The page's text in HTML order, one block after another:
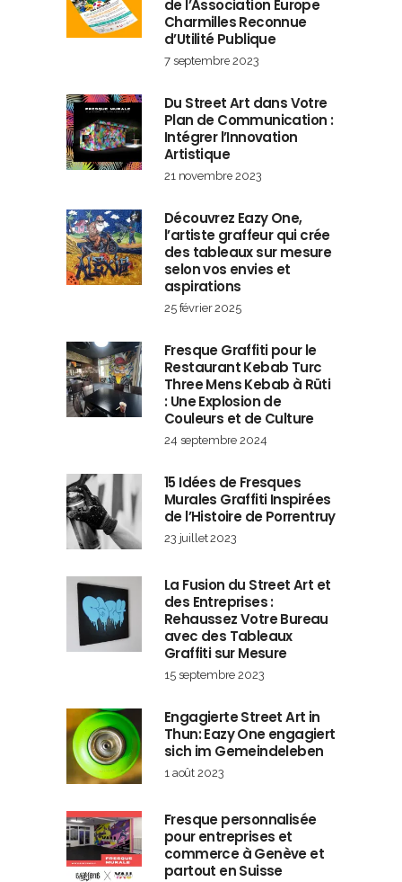
de l’Association Europe
Charmilles Reconnue
d’Utilité Publique
7 septembre 2023
Du Street Art dans Votre
Plan de Communication :
Intégrer l’Innovation
Artistique
21 novembre 2023
Découvrez Eazy One,
l’artiste graffeur qui crée
des tableaux sur mesure
selon vos envies et
aspirations
25 février 2025
Fresque Graffiti pour le
Restaurant Kebab Turc
Three Mens Kebab à Rüti
: Une Explosion de
Couleurs et de Culture
24 septembre 2024
15 Idées de Fresques
Murales Graffiti Inspirées
de l’Histoire de Porrentruy
23 juillet 2023
La Fusion du Street Art et
des Entreprises :
Rehaussez Votre Bureau
avec des Tableaux
Graffiti sur Mesure
15 septembre 2023
Engagierte Street Art in
Thun: Eazy One engagiert
sich im Gemeindeleben
1 août 2023
Fresque personnalisée
pour entreprises et
commerce à Genève et
partout en Suisse